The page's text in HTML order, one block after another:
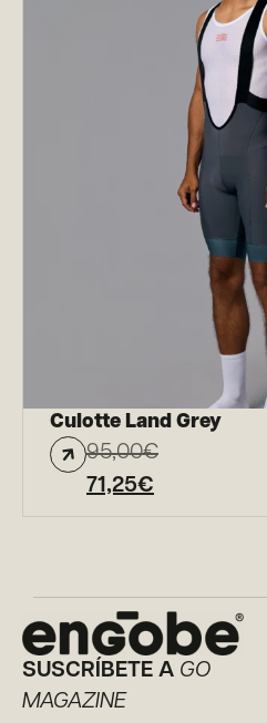
Culotte Land Grey
95,00€
71,25€
SUSCRÍBETE A GO
MAGAZINE